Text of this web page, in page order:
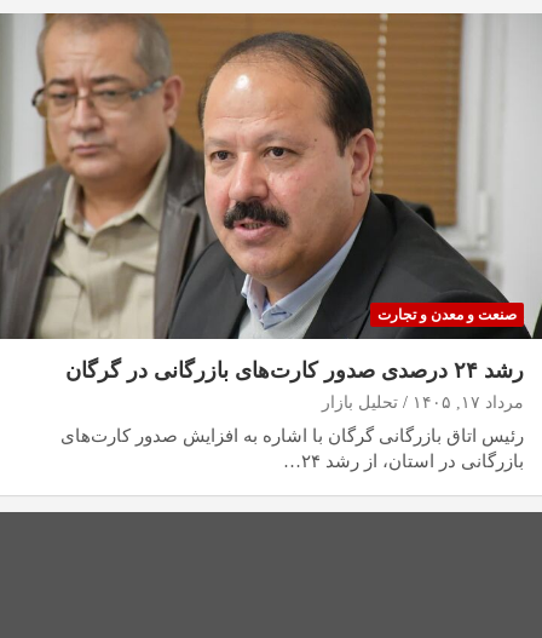
صنعت و معدن و تجارت
رشد ۲۴ درصدی صدور کارت‌های بازرگانی در گرگان
مرداد ۱۷, ۱۴۰۵ تحلیل بازار
رئیس اتاق بازرگانی گرگان با اشاره به افزایش صدور کارت‌های
بازرگانی در استان، از رشد ۲۴…